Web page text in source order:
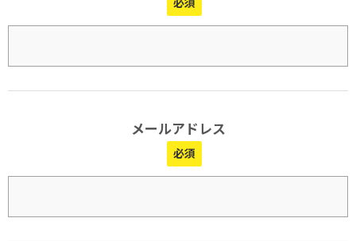
メールアドレス